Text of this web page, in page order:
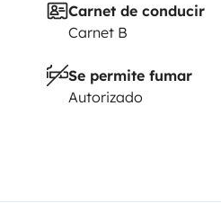
Carnet de conducir
Carnet B
Se permite fumar
Autorizado